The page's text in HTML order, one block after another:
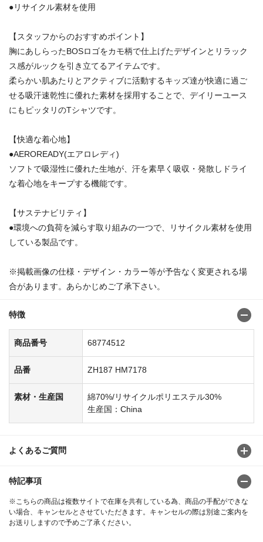
●リサイクル素材を使用
【スタッフからのおすすめポイント】
胸にあしらったBOSロゴをカモ柄で仕上げたデザインとリラック
ス感がルックを引き立てるアイテムです。
柔らかい肌あたりとアクティブに活動するキッズ達が快適に過ご
せる吸汗速乾性に優れた素材を採用することで、デイリーユース
にもピッタリのTシャツです。
【快適な着心地】
●AEROREADY(エアロレディ)
ソフトで吸湿性に優れた生地が、汗を素早く吸収・発散しドライ
な着心地をキープする機能です。
【サステナビリティ】
●環境への負荷を減らす取り組みの一つで、リサイクル素材を使用
している製品です。
※掲載画像の仕様・デザイン・カラー等が予告なく変更される場
合があります。あらかじめご了承下さい。
特徴
商品番号 68774512
品番 ZH187 HM7178
素材・生産国
綿70%/リサイクルポリエステル30%
生産国：China
よくあるご質問
特記事項
※こちらの商品は複数サイトで在庫を共有している為、商品の手配ができな
い場合、キャンセルとさせていただきます。キャンセルの際は別途ご案内を
お送りしますので予めご了承ください。